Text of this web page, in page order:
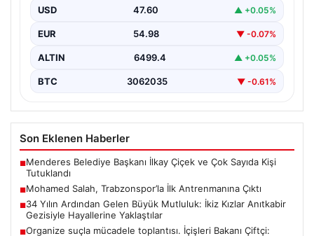
mavili formayla ilk resmi idmanına katıldı. Sezon öncesi
hazırlıklarının…
USD 47.60 ▲ +0.05%
EUR 54.98 ▼ -0.07%
ALTIN 6499.4 ▲ +0.05%
BTC 3062035 ▼ -0.61%
Son Eklenen Haberler
■Menderes Belediye Başkanı İlkay Çiçek ve Çok Sayıda Kişi
Tutuklandı
■Mohamed Salah, Trabzonspor’la İlk Antrenmanına Çıktı
■34 Yılın Ardından Gelen Büyük Mutluluk: İkiz Kızlar Anıtkabir
Gezisiyle Hayallerine Yaklaştılar
■Organize suçla mücadele toplantısı. İçişleri Bakanı Çiftçi: